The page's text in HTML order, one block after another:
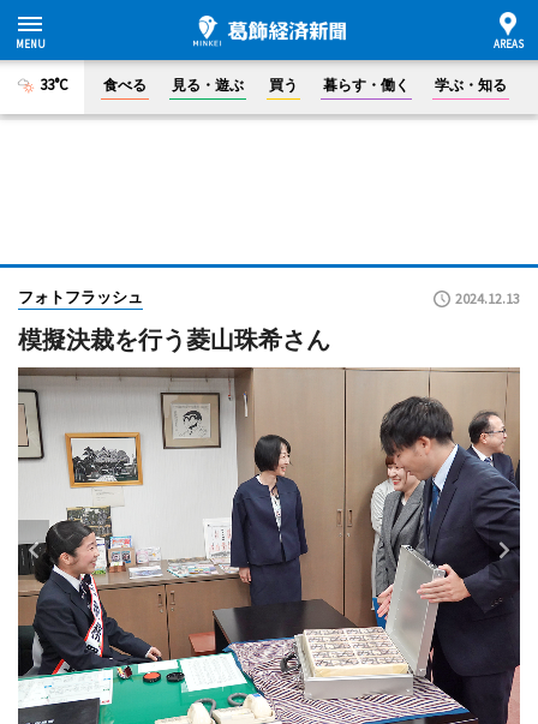
33°C 食べる 見る・遊ぶ 買う 暮らす・働く 学ぶ・知る
フォトフラッシュ 2024.12.13
模擬決裁を行う菱山珠希さん